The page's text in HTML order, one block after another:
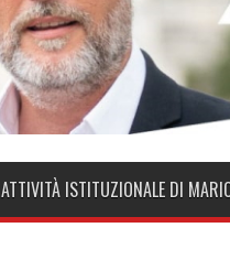
ATTIVITÀ ISTITUZIONALE DI